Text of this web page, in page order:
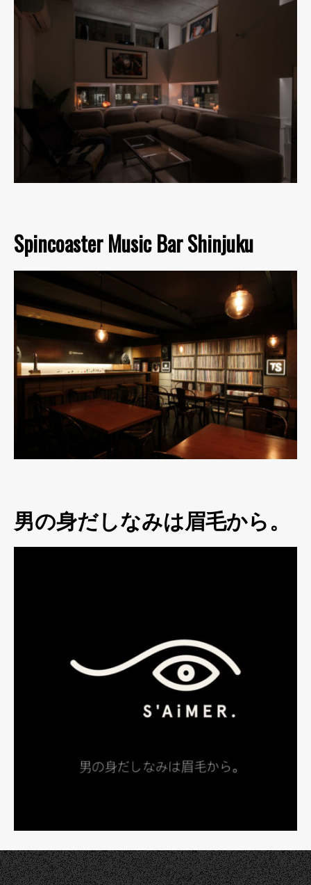
Spincoaster Music Bar Shinjuku
男の身だしなみは眉毛から。